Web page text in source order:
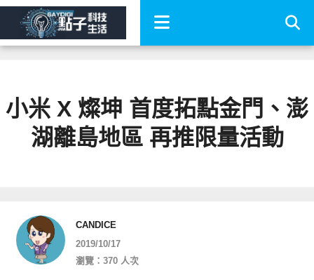
小米 X 燦坤 首度拓點金門、澎
湖離島地區 再推限量活動
CANDICE
2019/10/17
瀏覽：370 人次